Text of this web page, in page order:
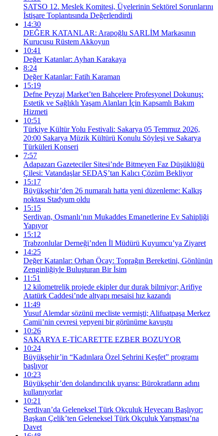
SATSO 12. Meslek Komitesi, Üyelerinin Sektörel Sorunlarını
İstişare Toplantısında Değerlendirdi
14:30
DEĞER KATANLAR: Arapoğlu SARLİM Markasının
Kurucusu Rüstem Akkoyun
10:41
Değer Katanlar: Ayhan Karakaya
8:24
Değer Katanlar: Fatih Karaman
15:19
Defne Peyzaj Market’ten Bahçelere Profesyonel Dokunuş:
Estetik ve Sağlıklı Yaşam Alanları İçin Kapsamlı Bakım
Hizmeti
10:51
Türkiye Kültür Yolu Festivali: Sakarya 05 Temmuz 2026,
20:00 Sakarya Müzik Kültürü Konulu Söyleşi ve Sakarya
Türküleri Konseri
7:57
Adapazarı Gazeteciler Sitesi’nde Bitmeyen Faz Düşüklüğü
Çilesi: Vatandaşlar SEDAŞ’tan Kalıcı Çözüm Bekliyor
15:17
Büyükşehir’den 26 numaralı hatta yeni düzenleme: Kalkış
noktası Stadyum oldu
15:15
Serdivan, Osmanlı’nın Mukaddes Emanetlerine Ev Sahipliği
Yapıyor
15:12
Trabzonlular Derneği’nden İl Müdürü Kuyumcu’ya Ziyaret
14:25
Değer Katanlar: Orhan Öcay: Toprağın Bereketini, Gönlünün
Zenginliğiyle Buluşturan Bir İsim
11:51
12 kilometrelik projede ekipler dur durak bilmiyor; Arifiye
Atatürk Caddesi’nde altyapı mesaisi hız kazandı
11:49
Yusuf Alemdar sözünü mecliste vermişti; Alifuatpaşa Merkez
Camii’nin çevresi yepyeni bir görünüme kavuştu
10:26
SAKARYA E-TİCARETTE EZBER BOZUYOR
10:24
Büyükşehir’in “Kadınlara Özel Şehrini Keşfet” programı
başlıyor
10:23
Büyükşehir’den dolandırıcılık uyarısı: Bürokratların adını
kullanıyorlar
10:21
Serdivan’da Geleneksel Türk Okçuluk Heyecanı Başlıyor:
Başkan Çelik’ten Geleneksel Türk Okçuluk Yarışması’na
Davet